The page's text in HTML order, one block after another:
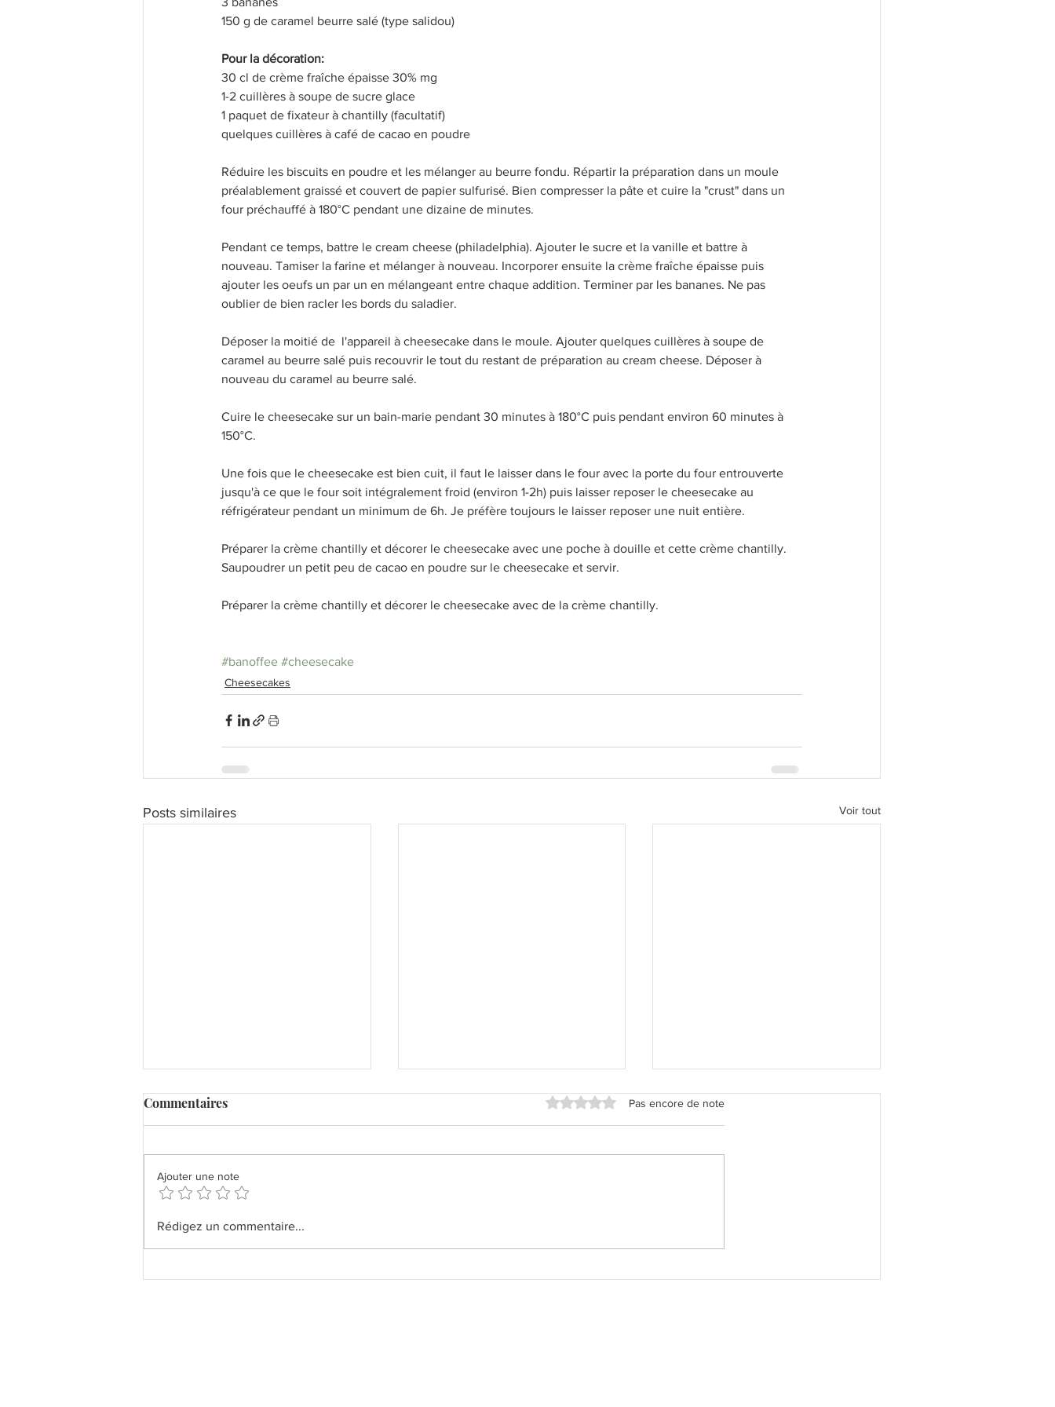
150 g de caramel beurre salé (type salidou)
Pour la décoration:
30 cl de crème fraîche épaisse 30% mg
1-2 cuillères à soupe de sucre glace
1 paquet de fixateur à chantilly (facultatif)
quelques cuillères à café de cacao en poudre
Réduire les biscuits en poudre et les mélanger au beurre fondu. Répartir la préparation dans un moule
préalablement graissé et couvert de papier sulfurisé. Bien compresser la pâte et cuire la "crust" dans un
four préchauffé à 180°C pendant une dizaine de minutes.
Pendant ce temps, battre le cream cheese (philadelphia). Ajouter le sucre et la vanille et battre à
nouveau. Tamiser la farine et mélanger à nouveau. Incorporer ensuite la crème fraîche épaisse puis
ajouter les oeufs un par un en mélangeant entre chaque addition. Terminer par les bananes. Ne pas
oublier de bien racler les bords du saladier.
Déposer la moitié de  l'appareil à cheesecake dans le moule. Ajouter quelques cuillères à soupe de
caramel au beurre salé puis recouvrir le tout du restant de préparation au cream cheese. Déposer à
nouveau du caramel au beurre salé.
Cuire le cheesecake sur un bain-marie pendant 30 minutes à 180°C puis pendant environ 60 minutes à
150°C.
Une fois que le cheesecake est bien cuit, il faut le laisser dans le four avec la porte du four entrouverte
jusqu'à ce que le four soit intégralement froid (environ 1-2h) puis laisser reposer le cheesecake au
réfrigérateur pendant un minimum de 6h. Je préfère toujours le laisser reposer une nuit entière.
Préparer la crème chantilly et décorer le cheesecake avec une poche à douille et cette crème chantilly.
Saupoudrer un petit peu de cacao en poudre sur le cheesecake et servir.
Préparer la crème chantilly et décorer le cheesecake avec de la crème chantilly.
#banoffee #cheesecake
Cheesecakes
Posts similaires Voir tout
Cheesecake Basque La Viña
Commentaires Noté 0 étoile sur 5.Pas encore de note
Ajouter une note
Rédigez un commentaire...